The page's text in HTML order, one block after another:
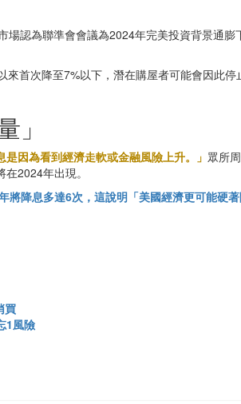
認為聯準會會議為2024年完美投資背景通
首次降至7%以下，潛在購屋者可能會因此
」
因為看到經濟走軟或金融風險上升。」 眾所
2024年出現。
將降息多達6次，這說明「美國經濟更可能硬著
買
1風險